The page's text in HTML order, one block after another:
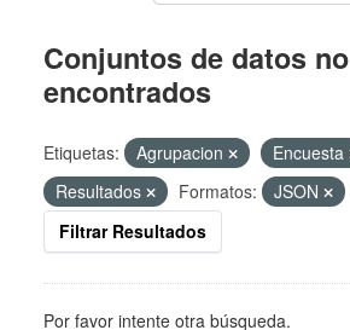
Conjuntos de datos no
encontrados
Etiquetas: Agrupacion Encuesta
Resultados
Formatos: JSON
Filtrar Resultados
Por favor intente otra búsqueda.